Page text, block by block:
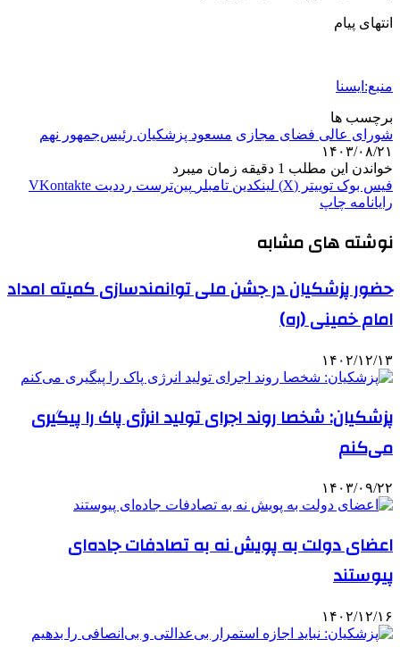
انتهای پیام
منبع:ایسنا
برچسب ها
شورای عالی فضای مجازی مسعود پزشکیان رئیس‌جمهور نهم
۱۴۰۳/۰۸/۲۱
خواندن این مطلب 1 دقیقه زمان میبرد
فیس بوک توییتر (X) لینکدین ‫تامبلر ‫پین‌ترست ‫رددیت ‫VKontakte
رایانامه چاپ
نوشته های مشابه
حضور پزشکیان در جشن ملی توانمندسازی کمیته امداد
امام خمینی (ره)
۱۴۰۲/۱۲/۱۳
پزشکیان: شخصا روند اجرای تولید انرژی پاک را پیگیری
می‌کنم
۱۴۰۳/۰۹/۲۲
اعضای دولت به پویش نه به تصادفات جاده‌ای
پیوستند
۱۴۰۲/۱۲/۱۶